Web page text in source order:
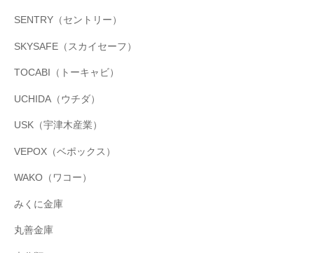
SENTRY（セントリー）
SKYSAFE（スカイセーフ）
TOCABI（トーキャビ）
UCHIDA（ウチダ）
USK（宇津木産業）
VEPOX（ベポックス）
WAKO（ワコー）
みくに金庫
丸善金庫